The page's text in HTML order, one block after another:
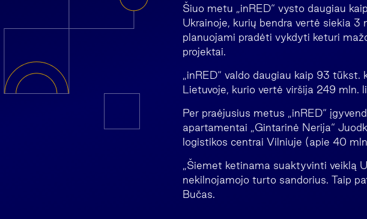
Šiuo metu „inRED“ vysto daugiau
Ukrainoje, kurių bendra vertė siekia
planuojami pradėti vykdyti keturi
projektai.
„inRED“ valdo daugiau kaip 93
Lietuvoje, kurio vertė viršija 249 mln.
Per praėjusius metus „inRED“
apartamentai „Gintarinė Nerija“
logistikos centrai Vilniuje (apie 40
„Šiemet ketinama suaktyvinti veiklą
nekilnojamojo turto sandorius. Taip
Bučas.